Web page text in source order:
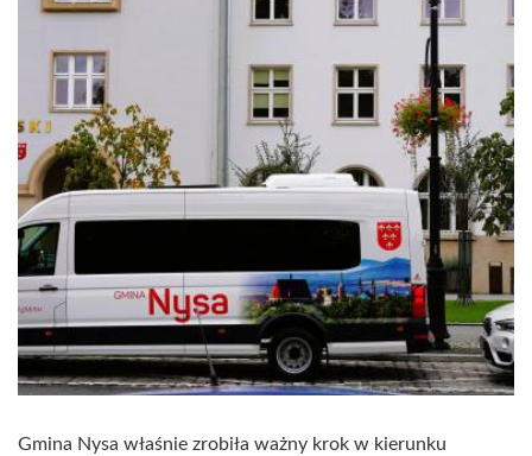
Gmina Nysa właśnie zrobiła ważny krok w kierunku